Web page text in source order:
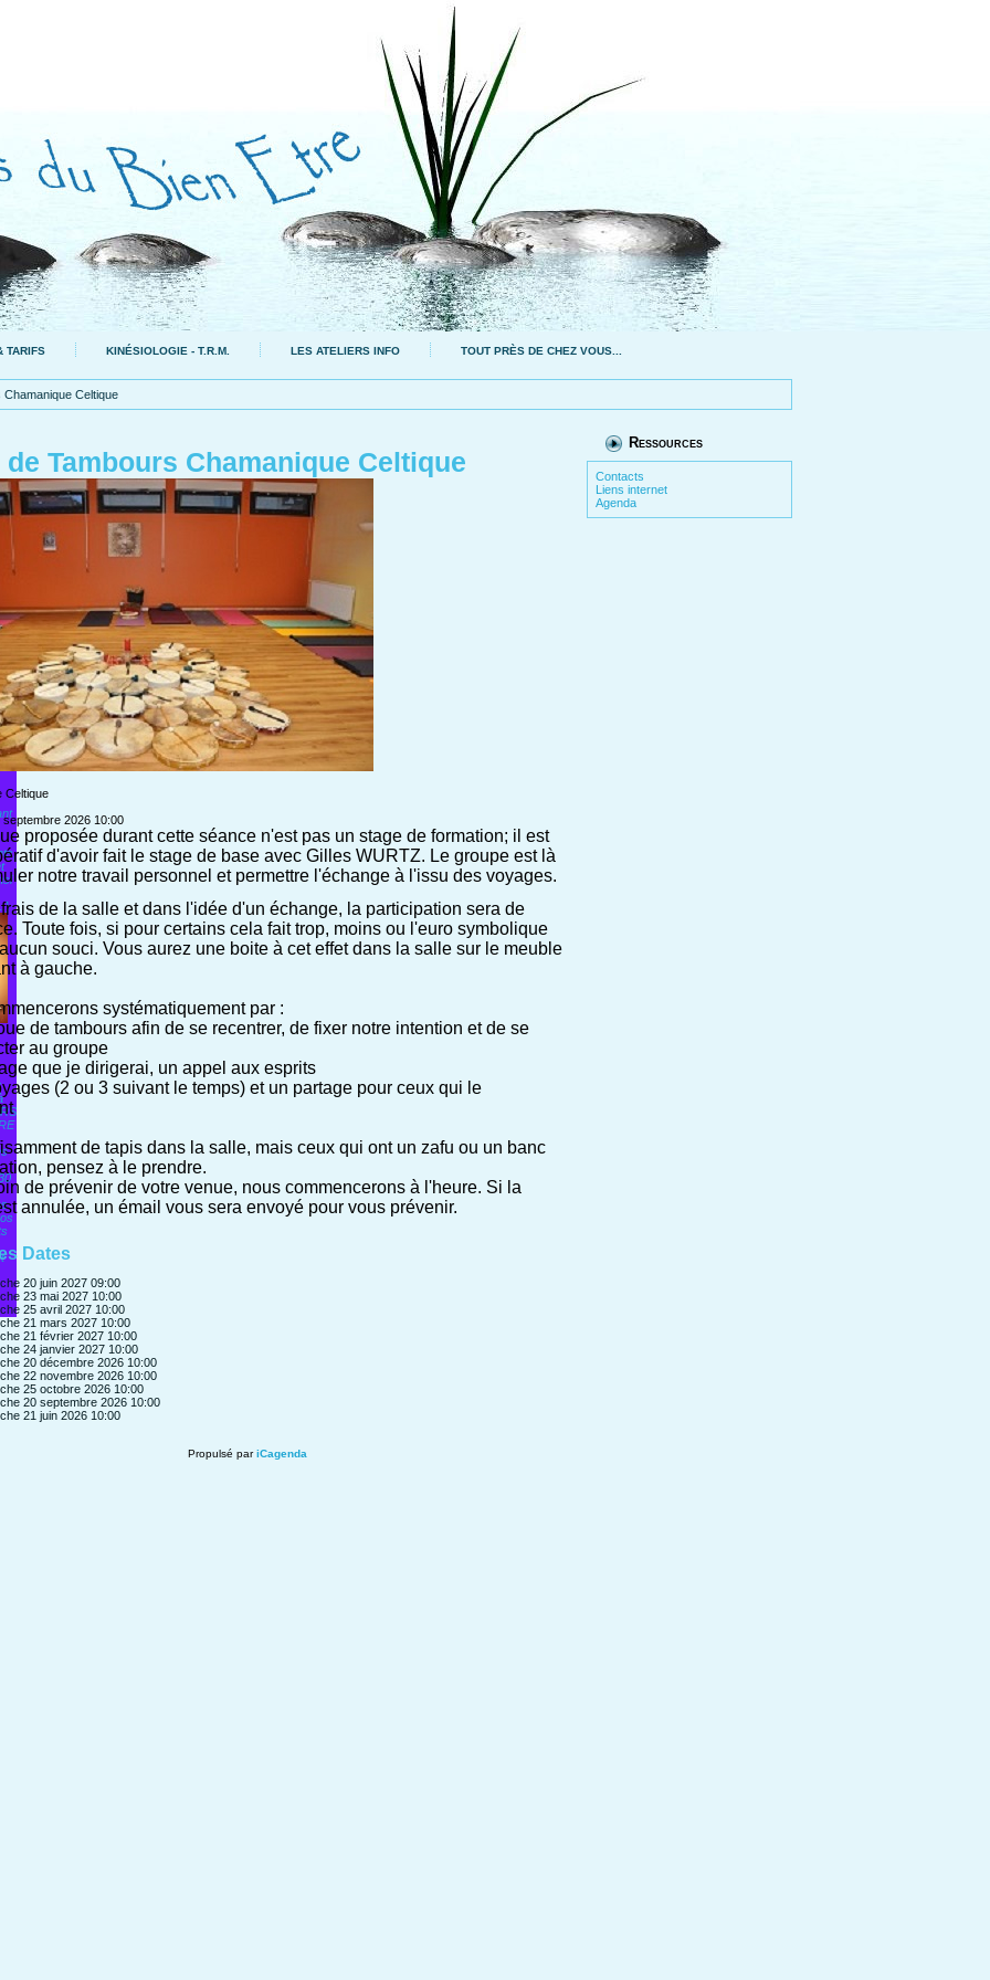
TARIFS KINÉSIOLOGIE - T.R.M. LES ATELIERS INFO TOUT PRÈS DE CHEZ VOUS...
Chamanique Celtique
de Tambours Chamanique Celtique
Celtique
septembre 2026 10:00
proposée durant cette séance n'est pas un stage de formation; il est
d'avoir fait le stage de base avec Gilles WURTZ. Le groupe est là
notre travail personnel et permettre l'échange à l'issu des voyages.
de la salle et dans l'idée d'un échange, la participation sera de
Toute fois, si pour certains cela fait trop, moins ou l'euro symbolique
souci. Vous aurez une boite à cet effet dans la salle sur le meuble
à gauche.
systématiquement par :
de tambours afin de se recentrer, de fixer notre intention et de se
au groupe
que je dirigerai, un appel aux esprits
(2 ou 3 suivant le temps) et un partage pour ceux qui le
de tapis dans la salle, mais ceux qui ont un zafu ou un banc
pensez à le prendre.
de prévenir de votre venue, nous commencerons à l'heure. Si la
annulée, un émail vous sera envoyé pour vous prévenir.
Dates
20 juin 2027 09:00
23 mai 2027 10:00
25 avril 2027 10:00
21 mars 2027 10:00
21 février 2027 10:00
24 janvier 2027 10:00
20 décembre 2026 10:00
22 novembre 2026 10:00
25 octobre 2026 10:00
20 septembre 2026 10:00
21 juin 2026 10:00
Propulsé pariCagenda
Ressources
Contacts
Liens internet
Agenda